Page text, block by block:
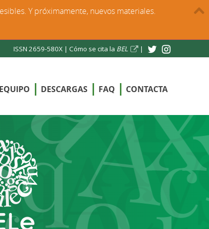
ISSN 2659-580X | Cómo se cita la BEL |
EQUIPO DESCARGAS FAQ CONTACTA
Y próximamente, nuevos materiales.